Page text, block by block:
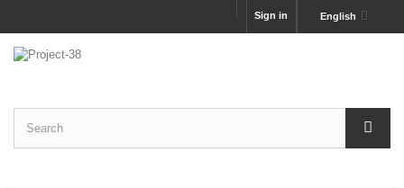
English
Sign in